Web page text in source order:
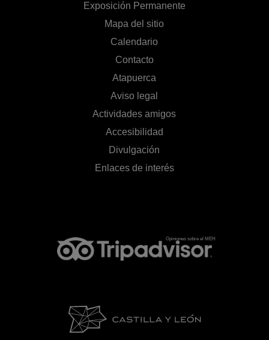
Exposición Permanente
Mapa del sitio
Calendario
Contacto
Atapuerca
Aviso legal
Actividades amigos
Accesibilidad
Divulgación
Enlaces de interés
Opiniones sobre el MEH